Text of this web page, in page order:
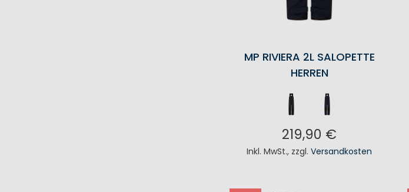
MP RIVIERA 2L SALOPETTE
HERREN
219,90 €
Inkl. MwSt., zzgl.Versandkosten